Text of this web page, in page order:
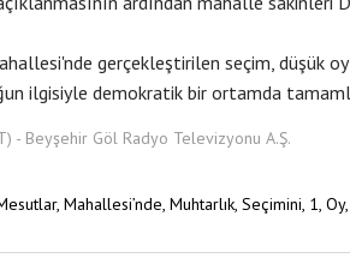
gerçekleştirilen seçim, düşük
ilgisiyle demokratik bir ortamda
- Beyşehir Göl Radyo Televizyonu A.Ş.
Mahallesi’nde, Muhtarlık, Seçimini, 1, Oy,